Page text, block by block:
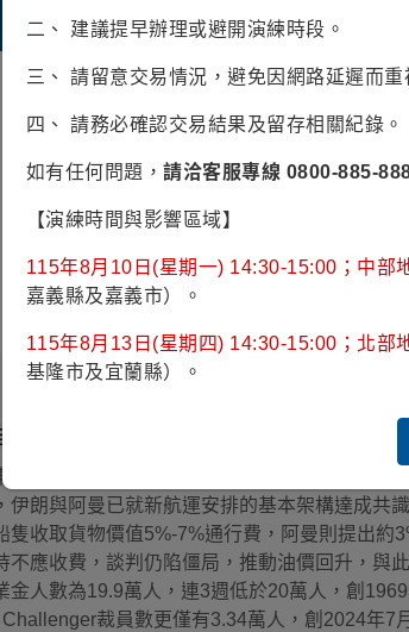
殖利率，美股承壓
局勢無進展加上強勁就業推升殖利率，美股承
伊朗與阿曼已就新航運安排的基本架構達成共
隻收取貨物價值5%-7%通行費，阿曼則提出約
不應收費，談判仍陷僵局，推動油價回升，與
金人數為19.9萬人，連3週低於20萬人，創1969
裁員數更僅有3.34萬人，創2024年7
二、 建議提早辦理或避開演練時段。
三、 請留意交易情況，避免因網路延遲而重
四、 請務必確認交易結果及留存相關紀錄。
如有任何問題， 請洽客服專線 0800-885-
【演練時間與影響區域】
115年8月10日(星期一) 14:30-15:00；中部
嘉義縣及嘉義市）。
115年8月13日(星期四) 14:30-15:00；北部
基隆市及宜蘭縣）。